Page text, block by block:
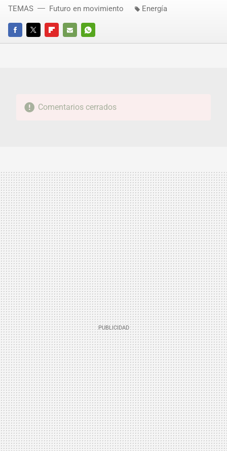
FACEBOOKTWITTERFLIPBOARD
E-
WHATSAPP
TEMAS Futuro en movimiento Energía
Comentarios cerrados